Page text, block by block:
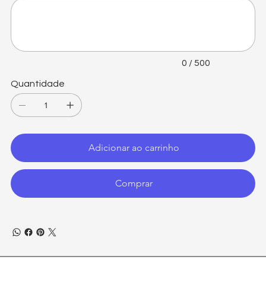
500
caracteres.
0 / 500
Quantidade
Adicionar ao carrinho
Comprar